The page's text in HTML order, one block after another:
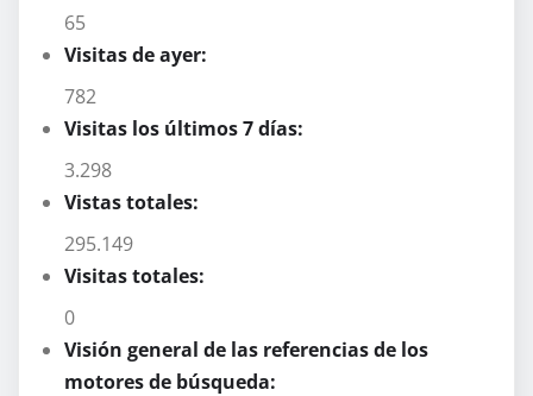
65
Visitas de ayer:
782
Visitas los últimos 7 días:
3.298
Vistas totales:
295.149
Visitas totales:
0
Visión general de las referencias de los
motores de búsqueda: